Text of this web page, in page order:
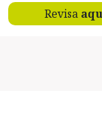
Revisa